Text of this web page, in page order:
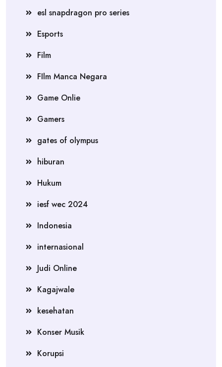
esl snapdragon pro series
Esports
Film
FIlm Manca Negara
Game Onlie
Gamers
gates of olympus
hiburan
Hukum
iesf wec 2024
Indonesia
internasional
Judi Online
Kagajwale
kesehatan
Konser Musik
Korupsi